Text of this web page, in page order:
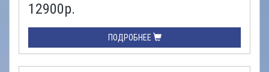
12900р.
ПОДРОБНЕЕ